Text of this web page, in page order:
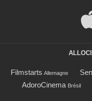
Filmstarts Allemagne
AdoroCinema Brésil